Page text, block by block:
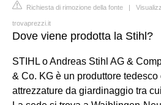
Richiesta di rimozione della fonte |
trovaprezzi.it
Dove viene prodotta la Stihl?
STIHL o Andreas Stihl AG &
& Co. KG è un produttore
attrezzature da giardinaggio tra